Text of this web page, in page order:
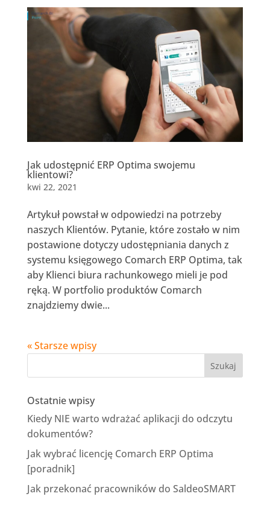
Jak udostępnić ERP Optima swojemu
klientowi?
kwi 22, 2021
Artykuł powstał w odpowiedzi na potrzeby
naszych Klientów. Pytanie, które zostało w nim
postawione dotyczy udostępniania danych z
systemu księgowego Comarch ERP Optima, tak
aby Klienci biura rachunkowego mieli je pod
ręką. W portfolio produktów Comarch
znajdziemy dwie...
« Starsze wpisy
Ostatnie wpisy
Kiedy NIE warto wdrażać aplikacji do odczytu
dokumentów?
Jak wybrać licencję Comarch ERP Optima
[poradnik]
Jak przekonać pracowników do SaldeoSMART